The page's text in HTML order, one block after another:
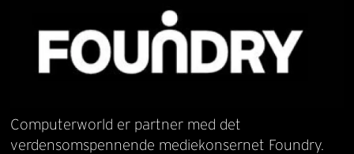
Computerworld er partner med det
verdensomspennende mediekonsernet Foundry.